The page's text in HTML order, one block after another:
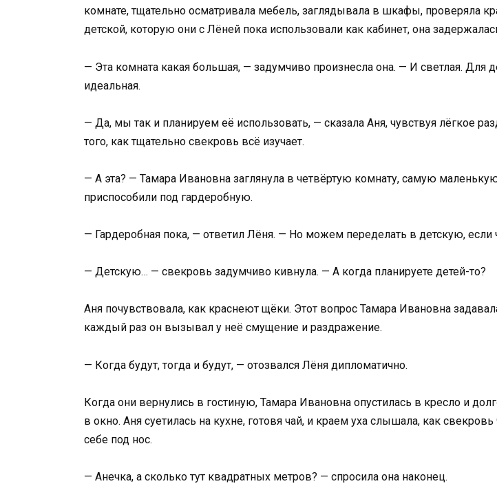
комнате, тщательно осматривала мебель, заглядывала в шкафы, проверяла
детской, которую они с Лёней пока использовали как кабинет, она
— Эта комната какая большая, — задумчиво произнесла она. — И светлая. Для
идеальная.
— Да, мы так и планируем её использовать, — сказала Аня, чувствуя лёгкое
того, как тщательно свекровь всё изучает.
— А эта? — Тамара Ивановна заглянула в четвёртую комнату, самую
приспособили под гардеробную.
— Гардеробная пока, — ответил Лёня. — Но можем переделать в детскую, если
— Детскую… — свекровь задумчиво кивнула. — А когда планируете детей-то?
Аня почувствовала, как краснеют щёки. Этот вопрос Тамара Ивановна
каждый раз он вызывал у неё смущение и раздражение.
— Когда будут, тогда и будут, — отозвался Лёня дипломатично.
Когда они вернулись в гостиную, Тамара Ивановна опустилась в кресло и
в окно. Аня суетилась на кухне, готовя чай, и краем уха слышала, как
себе под нос.
— Анечка, а сколько тут квадратных метров? — спросила она наконец.